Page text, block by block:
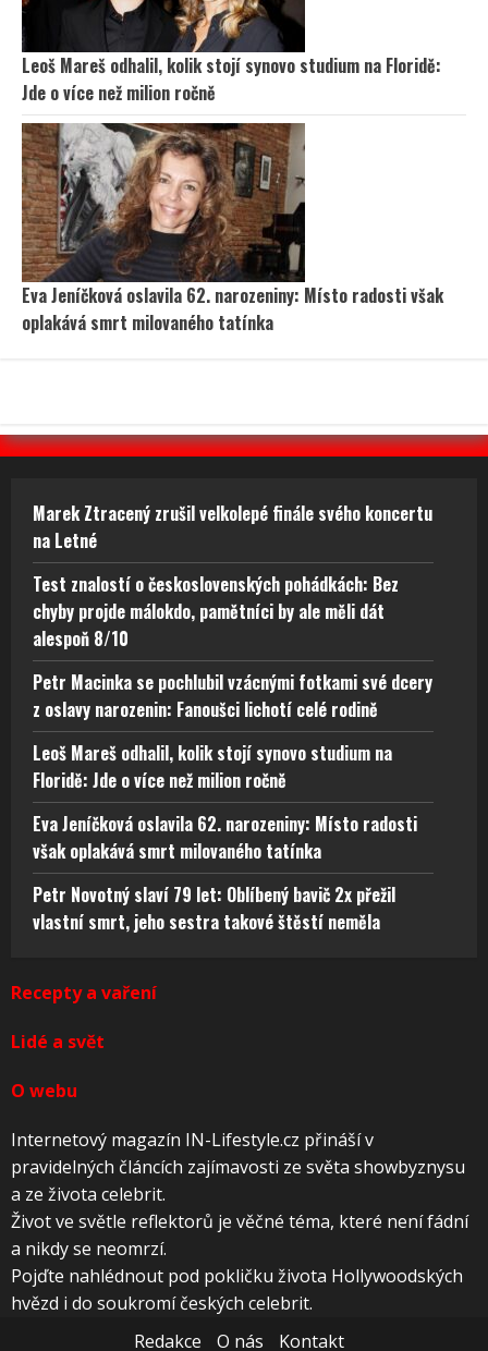
Leoš Mareš odhalil, kolik stojí synovo studium na Floridě:
Jde o více než milion ročně
Eva Jeníčková oslavila 62. narozeniny: Místo radosti však
oplakává smrt milovaného tatínka
Marek Ztracený zrušil velkolepé finále svého koncertu
na Letné
Test znalostí o československých pohádkách: Bez
chyby projde málokdo, pamětníci by ale měli dát
alespoň 8/10
Petr Macinka se pochlubil vzácnými fotkami své dcery
z oslavy narozenin: Fanoušci lichotí celé rodině
Leoš Mareš odhalil, kolik stojí synovo studium na
Floridě: Jde o více než milion ročně
Eva Jeníčková oslavila 62. narozeniny: Místo radosti
však oplakává smrt milovaného tatínka
Petr Novotný slaví 79 let: Oblíbený bavič 2x přežil
vlastní smrt, jeho sestra takové štěstí neměla
Recepty a vaření
Lidé a svět
O webu
Internetový magazín IN-Lifestyle.cz přináší v
pravidelných článcích zajímavosti ze světa showbyznysu
a ze života celebrit.
Život ve světle reflektorů je věčné téma, které není fádní
a nikdy se neomrzí.
Pojďte nahlédnout pod pokličku života Hollywoodských
hvězd i do soukromí českých celebrit.
Redakce
O nás Kontakt